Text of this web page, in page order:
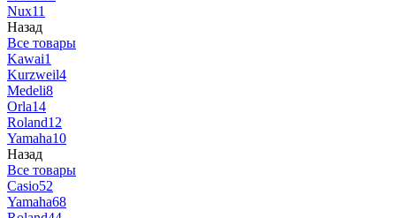
Nux11
Назад
Все товары
Kawai1
Kurzweil4
Medeli8
Orla14
Roland12
Yamaha10
Назад
Все товары
Casio52
Yamaha68